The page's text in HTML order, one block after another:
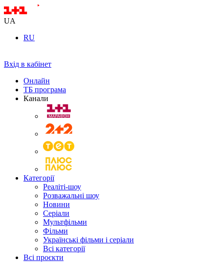
UA
RU
Вхід в кабінет
Онлайн
ТБ програма
Канали
Категорії
Реаліті-шоу
Розважальні шоу
Новини
Серіали
Мультфільми
Фільми
Українські фільми і серіали
Всі категорії
Всі проєкти